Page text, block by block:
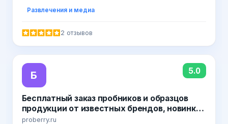
Развлечения и медиа
2 отзывов
Б 5.0
Бесплатный заказ пробников и образцов
продукции от известных брендов, новинки,
акции от производителей, доставка по
proberry.ru